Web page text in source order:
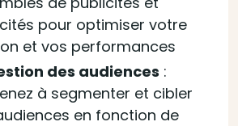
pour optimiser votre
et vos performances
des audiences :
à segmenter et cibler
en fonction de